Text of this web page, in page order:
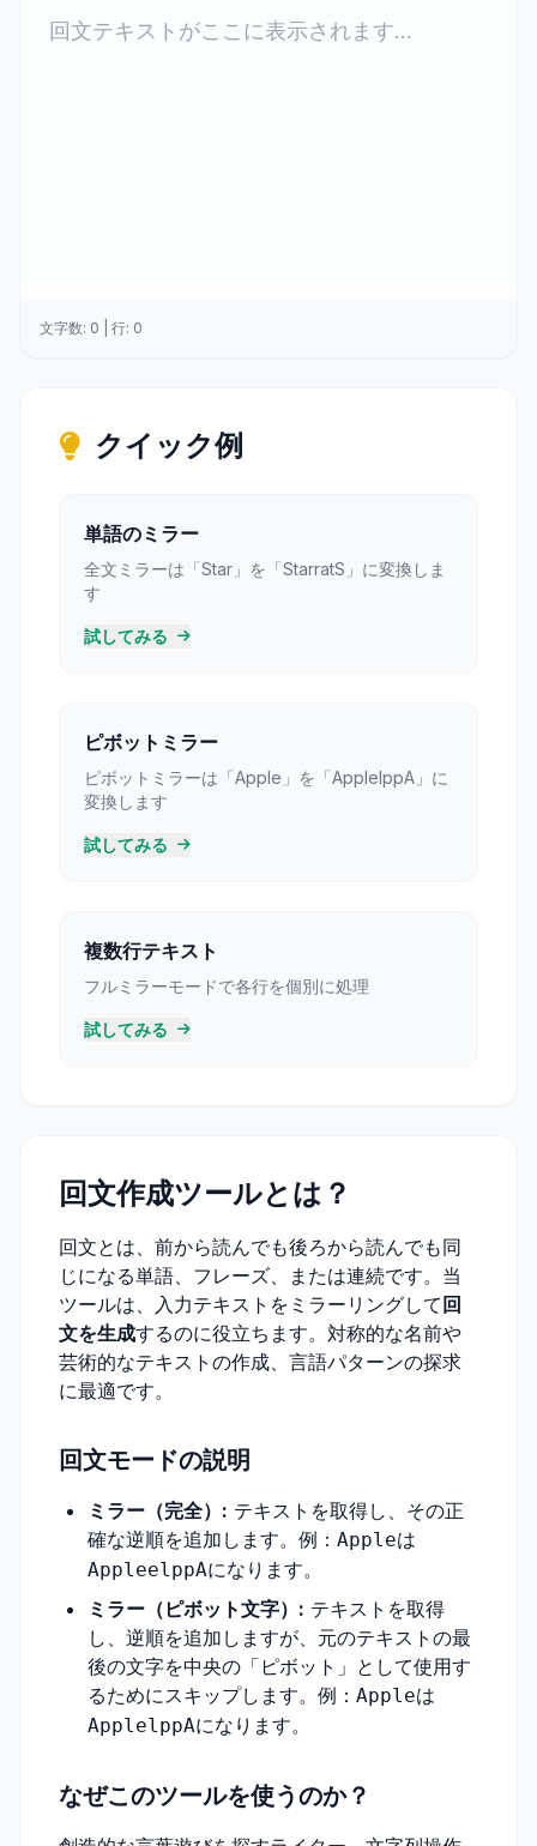
文字数: 0 | 行: 0
クイック例
単語のミラー
全文ミラーは「Star」を「StarratS」に変換しま
す
試してみる
ピボットミラー
ピボットミラーは「Apple」を「ApplelppA」に
変換します
試してみる
複数行テキスト
フルミラーモードで各行を個別に処理
試してみる
回文作成ツールとは？
回文とは、前から読んでも後ろから読んでも同
じになる単語、フレーズ、または連続です。当
ツールは、入力テキストをミラーリングして 回
文を生成するのに役立ちます。対称的な名前や
芸術的なテキストの作成、言語パターンの探求
に最適です。
回文モードの説明
ミラー（完全）: テキストを取得し、その正
確な逆順を追加します。例： Appleは
AppleelppAになります。
ミラー（ピボット文字）: テキストを取得
し、逆順を追加しますが、元のテキストの最
後の文字を中央の「ピボット」として使用す
るためにスキップします。例： Appleは
ApplelppAになります。
なぜこのツールを使うのか？